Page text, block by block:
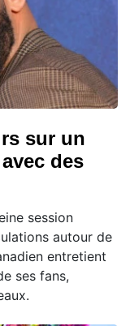
sur un
des
session
autour de
entretient
ses fans,